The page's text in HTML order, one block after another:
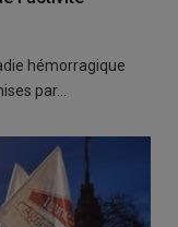
hémorragique
par…